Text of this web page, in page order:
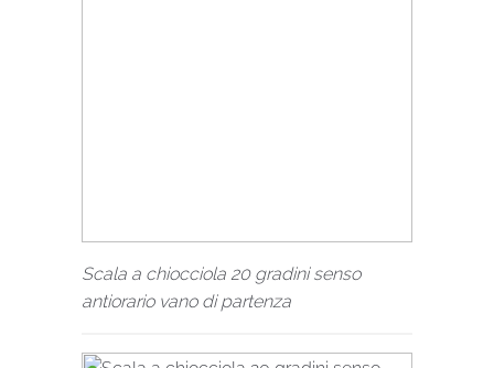
Scala a chiocciola 20 gradini senso
antiorario vano di partenza